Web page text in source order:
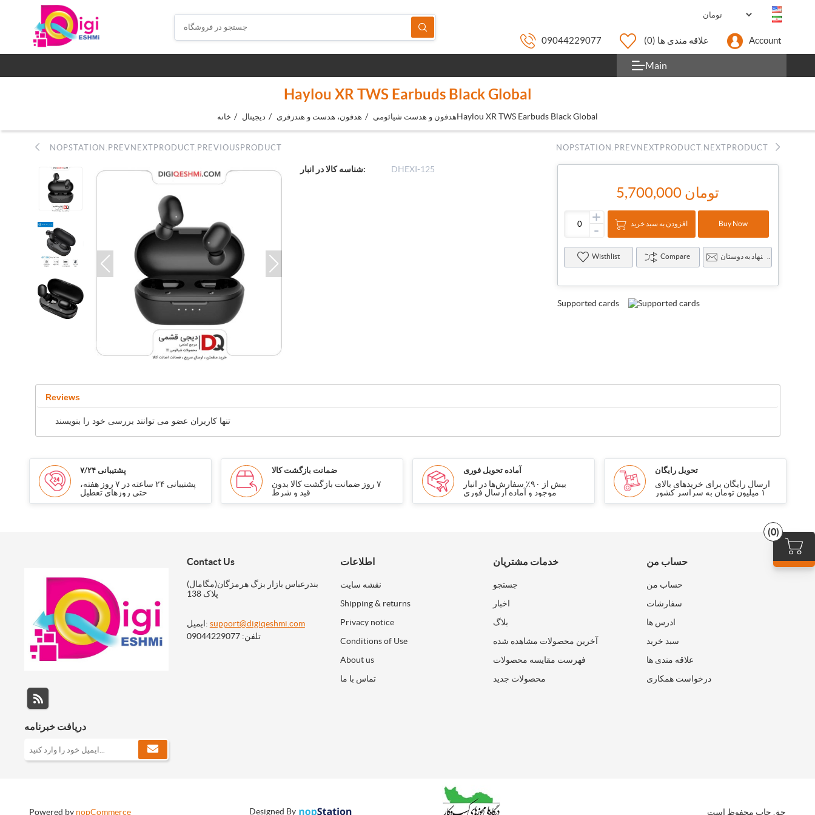
09044229077 علاقه مندی ها (0) Account
(0)
Main
Haylou XR TWS Earbuds Black Global
خانه / دیجیتال / هدفون، هدست و هندزفری / هدفون و هدست شیائومیHaylou XR TWS Earbuds Black Global
NOPSTATION.PREVNEXTPRODUCT.PREVIOUSPRODUCT NOPSTATION.PREVNEXTPRODUCT.NEXTPRODUCT
شناسه کالا در انبار: DHEXI-125
5,700,000 تومان
+
- افزودن به سبد خرید Buy Now
Wisthlist Compare پیشنهاد به دوستان
Supported cards
Reviews
تنها کاربران عضو می توانند بررسی خود را بنویسند
پشتیبانی ۷/۲۴
پشتیبانی ۲۴ ساعته در ۷ روز هفته،
حتی روزهای تعطیل
ضمانت بازگشت کالا
۷ روز ضمانت بازگشت کالا بدون
قید و شرط
آماده تحویل فوری
بیش از ۹۰٪ سفارش‌ها در انبار
موجود و آماده ارسال فوری
تحویل رایگان
ارسال رایگان برای خریدهای بالای
۱ میلیون تومان به سراسر کشور
دریافت خبرنامه
Contact Us
بندرعباس بازار بزگ هرمزگان(مگامال)
پلاک 138
ایمیل: support@digiqeshmi.com
تلفن: 09044229077
اطلاعات
نقشه سایت
Shipping & returns
Privacy notice
Conditions of Use
About us
تماس با ما
خدمات مشتریان
جستجو
اخبار
بلاگ
آخرین محصولات مشاهده شده
فهرست مقایسه محصولات
محصولات جدید
حساب من
حساب من
سفارشات
ادرس ها
سبد خرید
علاقه مندی ها
درخواست همکاری
Powered by nopCommerce Designed By حق چاپ محفوظ است